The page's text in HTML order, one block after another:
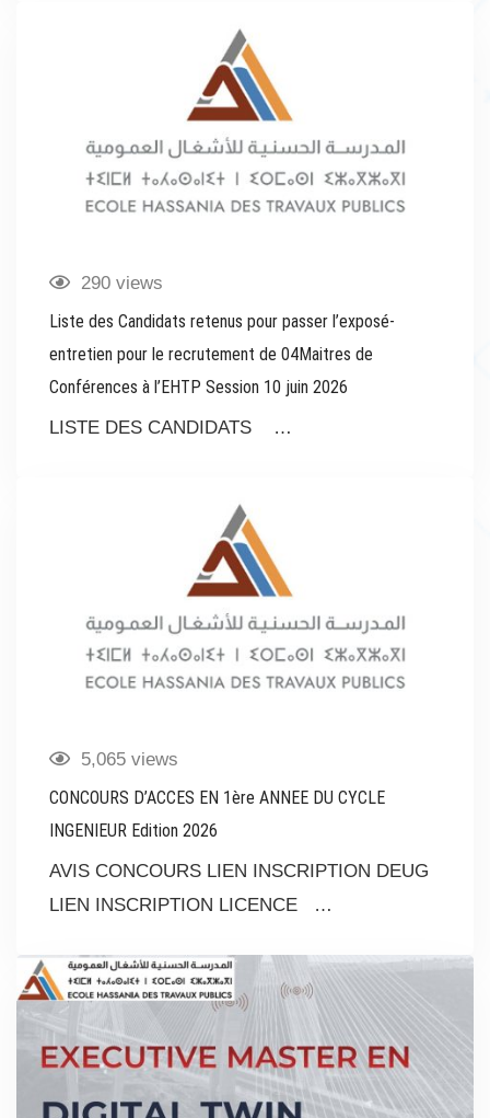
290 views
Liste des Candidats retenus pour passer l’exposé-
entretien pour le recrutement de 04Maitres de
Conférences à l’EHTP Session 10 juin 2026
LISTE DES CANDIDATS …
5,065 views
CONCOURS D’ACCES EN 1ère ANNEE DU CYCLE
INGENIEUR Edition 2026
AVIS CONCOURS LIEN INSCRIPTION DEUG
LIEN INSCRIPTION LICENCE …